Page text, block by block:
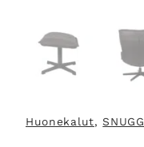
Huonekalut, SNUGG